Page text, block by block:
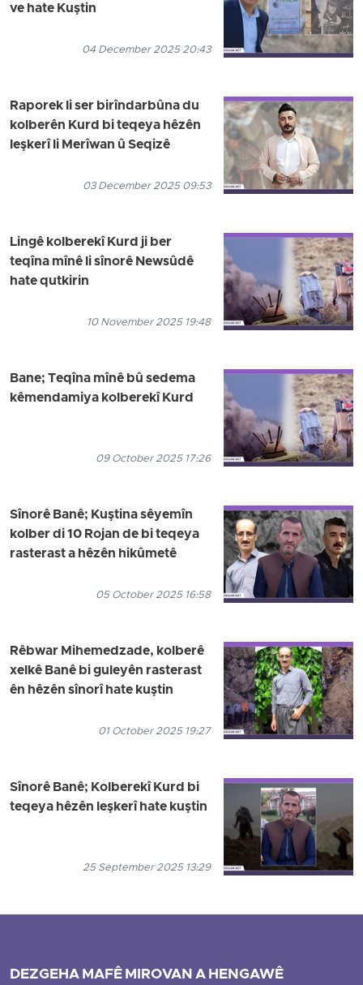
ve hate Kuştin
04 December 2025 20:43
Raporek li ser birîndarbûna du
kolberên Kurd bi teqeya hêzên
leşkerî li Merîwan û Seqizê
03 December 2025 09:53
Lingê kolberekî Kurd ji ber
teqîna mînê li sînorê Newsûdê
hate qutkirin
10 November 2025 19:48
Bane; Teqîna mînê bû sedema
kêmendamiya kolberekî Kurd
09 October 2025 17:26
Sînorê Banê; Kuştina sêyemîn
kolber di 10 Rojan de bi teqeya
rasterast a hêzên hikûmetê
05 October 2025 16:58
Rêbwar Mihemedzade, kolberê
xelkê Banê bi guleyên rasterast
ên hêzên sînorî hate kuştin
01 October 2025 19:27
Sînorê Banê; Kolberekî Kurd bi
teqeya hêzên leşkerî hate kuştin
25 September 2025 13:29
DEZGEHA MAFÊ MIROVAN A HENGAWÊ